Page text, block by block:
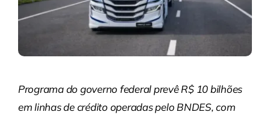
Programa do governo federal prevê R$ 10 bilhões
em linhas de crédito operadas pelo BNDES, com